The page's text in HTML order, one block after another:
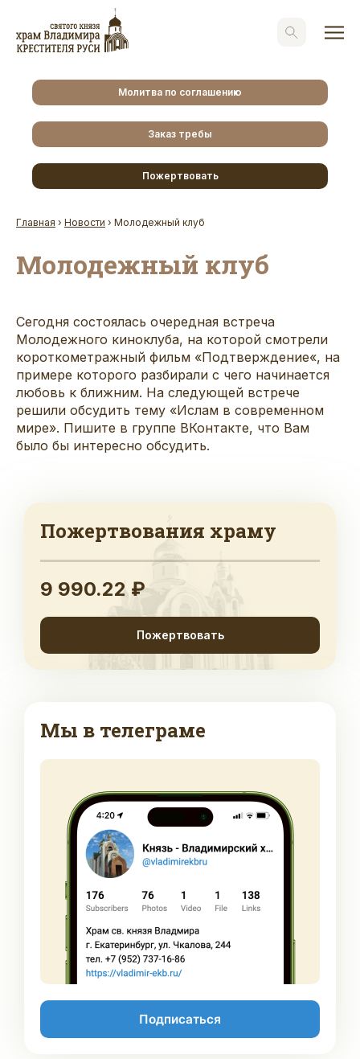
Молитва по соглашению
Заказ требы
Пожертвовать
Главная › Новости › Молодежный клуб
Молодежный клуб
Сегодня состоялась очередная встреча
Молодежного киноклуба, на которой смотрели
короткометражный фильм «Подтверждение«, на
примере которого разбирали с чего начинается
любовь к ближним. На следующей встрече
решили обсудить тему «Ислам в современном
мире». Пишите в группе ВКонтакте, что Вам
было бы интересно обсудить.
Пожертвования храму
9 990.22 ₽
Пожертвовать
Мы в телеграме
Подписаться